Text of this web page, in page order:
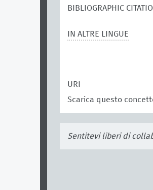
BIBLIOGRAPHIC
IN ALTRE LINGUE
URI
Scarica questo
Sentitevi liberi di